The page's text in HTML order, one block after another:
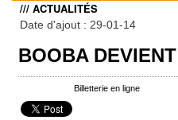
/// ACTUALITÉS
Date d'ajout : 29-01-14
BOOBA
Billetterie en ligne